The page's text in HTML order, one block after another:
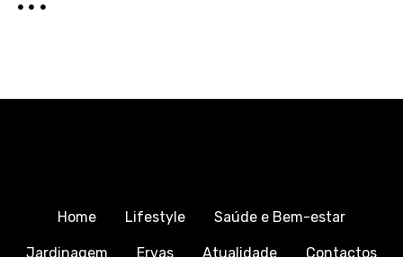
Home Lifestyle Saúde e Bem-estar
Jardinagem Ervas Atualidade Contactos